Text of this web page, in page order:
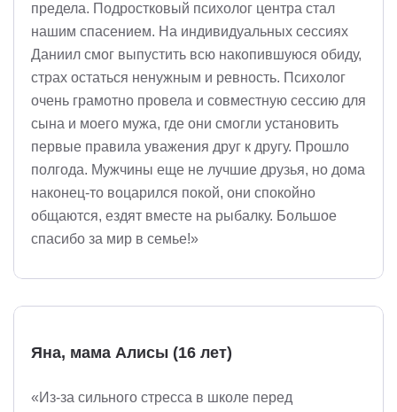
предела. Подростковый психолог центра стал
нашим спасением. На индивидуальных сессиях
Даниил смог выпустить всю накопившуюся обиду,
страх остаться ненужным и ревность. Психолог
очень грамотно провела и совместную сессию для
сына и моего мужа, где они смогли установить
первые правила уважения друг к другу. Прошло
полгода. Мужчины еще не лучшие друзья, но дома
наконец-то воцарился покой, они спокойно
общаются, ездят вместе на рыбалку. Большое
спасибо за мир в семье!»
Яна, мама Алисы (16 лет)
«Из-за сильного стресса в школе перед